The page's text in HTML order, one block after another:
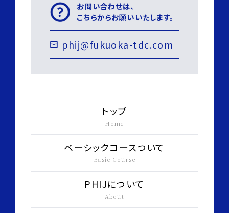
お問い合わせは、
こちらからお願いいたします。
phij@fukuoka-tdc.com
トップ
Home
ベーシックコースついて
Basic Course
PHIJについて
About